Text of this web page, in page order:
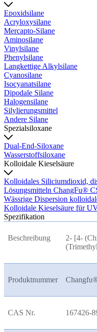
Epoxidsilane
Acryloxysilane
Mercapto-Silane
Aminosilane
Vinylsilane
Phenylsilane
Langkettige Alkylsilane
Cyanosilane
Isocyanatsilane
Dipodale Silane
Halogensilane
Silylierungsmittel
Andere Silane
Spezialsiloxane
Dual-End-Siloxane
Wasserstoffsiloxane
Kolloidale Kieselsäure
Kolloidales Siliciumdioxid,
Lösungsmitteln ChangFu®
Wässrige Dispersion
Kolloidale Kieselsäure für
Spezifikation
Beschreibung
2- [4-
Produktnummer
CAS Nr. 167426-